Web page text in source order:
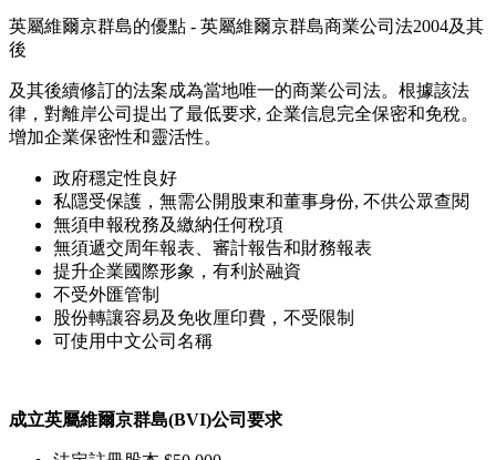
英屬維爾京群島的優點 - 英屬維爾京群島商業公司法2004及其
後
及其後續修訂的法案成為當地唯一的商業公司法。根據該法
律，對離岸公司提出了最低要求, 企業信息完全保密和免稅。
增加企業保密性和靈活性。
政府穩定性良好
私隱受保護，無需公開股東和董事身份, 不供公眾查閱
無須申報稅務及繳納任何稅項
無須遞交周年報表、審計報告和財務報表
提升企業國際形象，有利於融資
不受外匯管制
股份轉讓容易及免收厘印費，不受限制
可使用中文公司名稱
成立英屬維爾京群島(BVI)公司要求